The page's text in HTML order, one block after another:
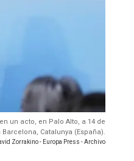
un acto, en Palo Alto, a 14 de
Catalunya (España).
Zorrakino - Europa Press - Archivo